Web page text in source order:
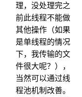
理，没处理完之
前此线程不能做
其他操作（如果
是单线程的情况
下，我传输的文
件很大呢？），
当然可以通过线
程池机制改善。